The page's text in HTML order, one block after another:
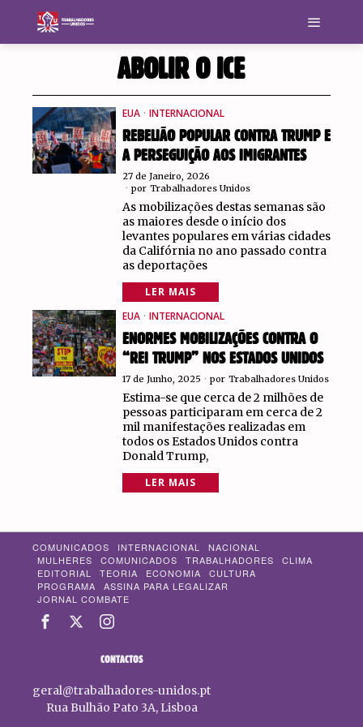
ABOLIR O ICE
EUA · INTERNACIONAL
REBELIÃO POPULAR CONTRA TRUMP E
A PERSEGUIÇÃO AOS IMIGRANTES
27 de Janeiro, 2026
por Trabalhadores Unidos
As mobilizações destas semanas são
as maiores desde o início dos
levantes populares em várias cidades
da Califórnia no ano passado contra
as deportações
LER MAIS
EUA · INTERNACIONAL
ENORMES MOBILIZAÇÕES CONTRA O
“REI TRUMP” NOS ESTADOS UNIDOS
17 de Junho, 2025 por Trabalhadores Unidos
Estima-se que cerca de 2 milhões de
pessoas participaram em cerca de 2
mil manifestações realizadas em
todos os Estados Unidos contra
Donald Trump,
LER MAIS
COMUNICADOS INTERNACIONAL
NACIONAL
MULHERES
COMUNICADOS TRABALHADORES
CLIMA
EDITORIAL
TEORIA ECONOMIA
CULTURA
PROGRAMA
ASSINA PARA LEGALIZAR
JORNAL COMBATE
CONTACTOS
geral@trabalhadores-unidos.pt
Rua Bulhão Pato 3A, Lisboa